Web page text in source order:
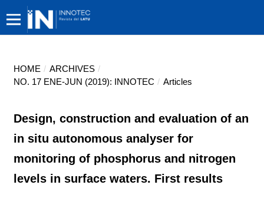
HOME / ARCHIVES /
NO. 17 ENE-JUN (2019): INNOTEC / Articles
Design, construction and evaluation of an
in situ autonomous analyser for
monitoring of phosphorus and nitrogen
levels in surface waters. First results